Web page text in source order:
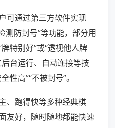
可通过第三方软件实现
测防封号”等功能，部分用
特别好”或“透视他人牌
台运行、自动连接等技
性高”“不被封号”。
、跑得快等多种经典棋
友好，随时随地都能快速